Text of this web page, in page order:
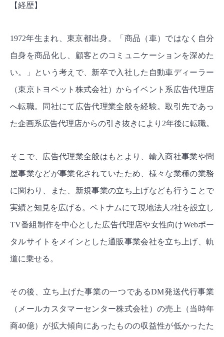
【経歴】
1972年生まれ、東京都出身。「商品（車）ではなく自分
自身を商品化し、顧客とのコミュニケーションを深めた
い。」という考えで、新卒で入社した自動車ディーラー
（東京トヨペット株式会社）からイベント系広告代理店
へ転職。同社にて広告代理業全般を経験。取引先であっ
た企画系広告代理店からの引き抜きにより2年後に転職。
そこで、広告代理業全般はもとより、輸入商社事業や問
屋事業などが事業化されていたため、様々な業種の業務
に関わり、また、新規事業の立ち上げなども行うことで
実績と知見を広げる。ベトナムにて現地法人2社を設立し
TV番組制作を中心とした広告代理店や女性向けWebポー
タルサイトをメインとした通販事業会社を立ち上げ、軌
道に乗せる。
その後、立ち上げた事業の一つであるDM発送代行事業
（メールカスタマーセンター株式会社）の売上（当時年
商40億）が拡大傾向にあったものの収益性が低かったた